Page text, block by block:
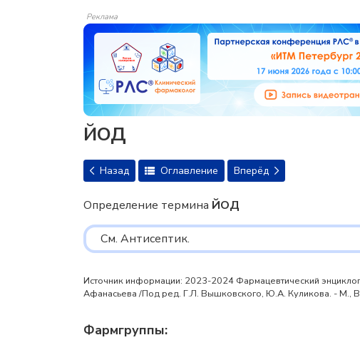
Реклама
ЙОД
Назад Оглавление Вперёд
Определение термина ЙОД
См. Антисептик.
Источник информации: 2023-2024 Фармацевтический
Афанасьева /Под ред. Г.Л. Вышковского, Ю.А. Куликова. - М.,
Фармгруппы: